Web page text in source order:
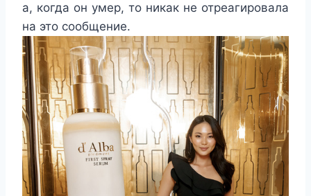
а, когда он умер, то никак не отреагировала
на это сообщение.